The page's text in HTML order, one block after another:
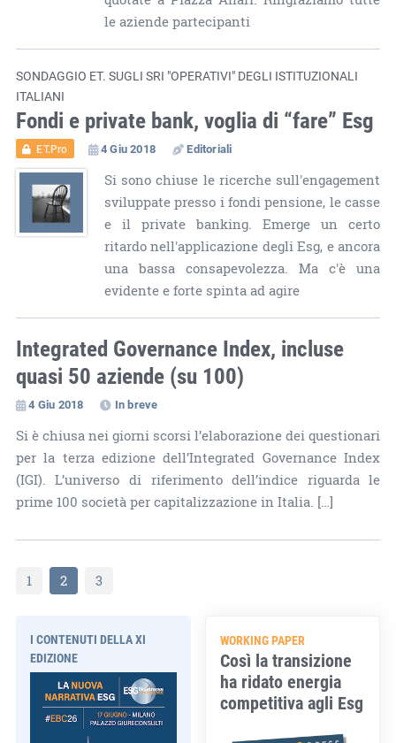
le aziende partecipanti
SONDAGGIO ET. SUGLI SRI "OPERATIVI" DEGLI ISTITUZIONALI
ITALIANI
Fondi e private bank, voglia di “fare” Esg
ET.Pro 4 Giu 2018 Editoriali
Si sono chiuse le ricerche sull'engagement
sviluppate presso i fondi pensione, le casse
e il private banking. Emerge un certo
ritardo nell'applicazione degli Esg, e ancora
una bassa consapevolezza. Ma c'è una
evidente e forte spinta ad agire
Integrated Governance Index, incluse
quasi 50 aziende (su 100)
4 Giu 2018 In breve
Si è chiusa nei giorni scorsi l’elaborazione dei questionari
per la terza edizione dell’Integrated Governance Index
(IGI). L’universo di riferimento dell’indice riguarda le
prime 100 società per capitalizzazione in Italia. […]
1 2 3
I CONTENUTI DELLA XI
EDIZIONE
WORKING PAPER
Così la transizione
ha ridato energia
competitiva agli Esg